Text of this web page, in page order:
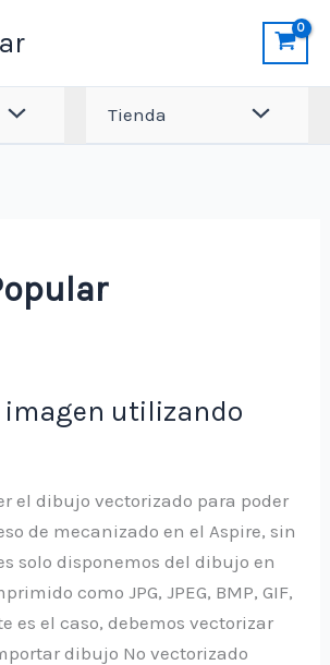
Tienda
imagen utilizando
el dibujo vectorizado para poder
de mecanizado en el Aspire, sin
solo disponemos del dibujo en
como JPG, JPEG, BMP, GIF,
es el caso, debemos vectorizar
dibujo No vectorizado